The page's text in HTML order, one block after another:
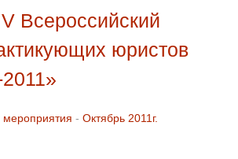
Всероссийский
юристов
мероприятия - Октябрь 2011г.